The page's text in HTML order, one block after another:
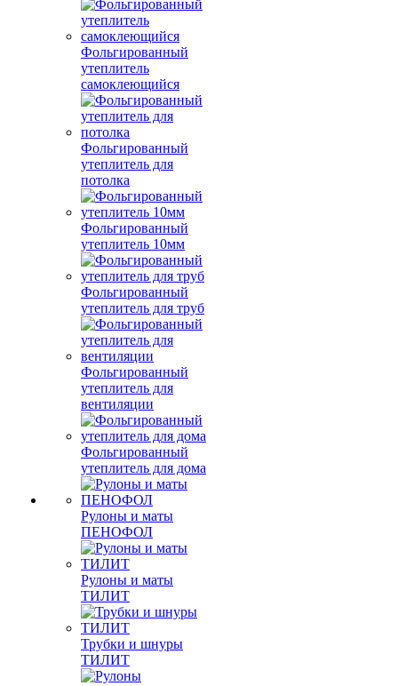
Фольгированный
утеплитель
самоклеющийся
Фольгированный
утеплитель для
потолка
Фольгированный
утеплитель 10мм
Фольгированный
утеплитель для труб
Фольгированный
утеплитель для
вентиляции
Фольгированный
утеплитель для дома
Рулоны и маты
ПЕНОФОЛ
Рулоны и маты
ТИЛИТ
Трубки и шнуры
ТИЛИТ